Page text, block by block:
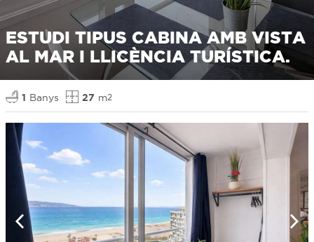
ESTUDI TIPUS CABINA AMB VISTA
AL MAR I LLICÈNCIA TURÍSTICA.
1 Banys 27 m2